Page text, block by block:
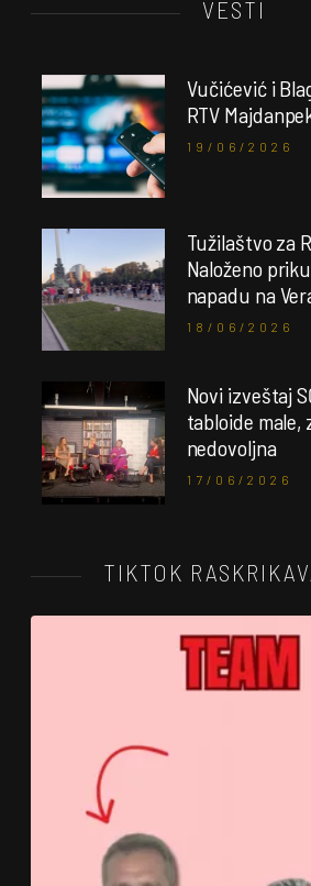
VESTI
Vučićević i
RTV
19/06/2026
Tužilaštvo za
Naloženo
napadu na
18/06/2026
Novi izveštaj
tabloide
nedovoljna
17/06/2026
TIKTOK